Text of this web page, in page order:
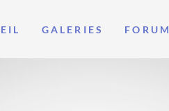
GALERIES FORUM